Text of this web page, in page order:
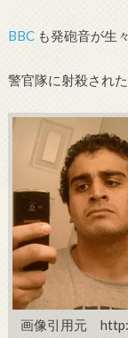
BBCも発砲音が生
警官隊に射殺され
画像引用元